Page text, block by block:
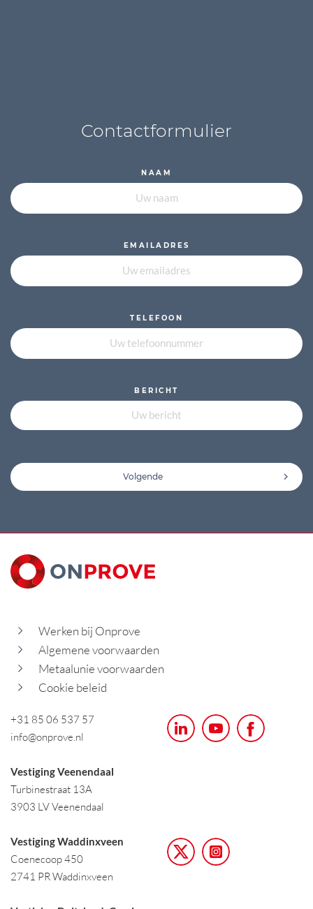
Contactformulier
NAAM
EMAILADRES
TELEFOON
BERICHT
Volgende
+31 85 06 537 57
info@onprove.nl
Vestiging Veenendaal
Turbinestraat 13A
3903 LV Veenendaal
Vestiging Waddinxveen
Coenecoop 450
2741 PR Waddinxveen
Werken bij Onprove
Algemene voorwaarden
Metaalunie voorwaarden
Cookie beleid